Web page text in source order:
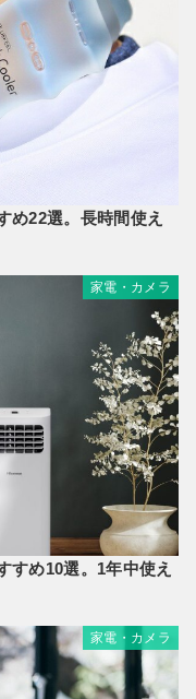
め22選。長時間使え
家電・カメラ
すめ10選。1年中使え
家電・カメラ